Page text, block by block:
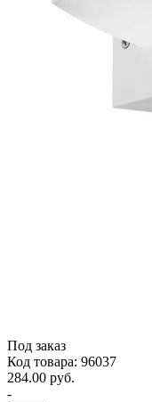
Под заказ
Код товара: 96037
284.00 руб.
-